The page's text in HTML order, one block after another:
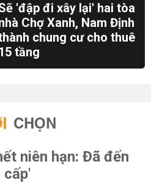
'đập đi xây lại' hai tòa
Chợ Xanh, Nam Định
chung cư cho thuê
tầng
CHỌN
niên hạn: Đã đến
cấp'